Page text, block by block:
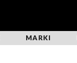
MARKI